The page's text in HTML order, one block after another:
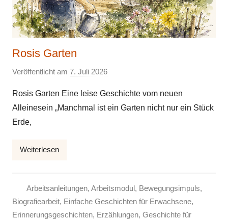
Rosis Garten
Veröffentlicht am 7. Juli 2026
n
E
Rosis Garten Eine leise Geschichte vom neuen
Alleinesein „Manchmal ist ein Garten nicht nur ein Stück
Erde,
Weiterlesen
Arbeitsanleitungen, Arbeitsmodul, Bewegungsimpuls,
Biografiearbeit, Einfache Geschichten für Erwachsene,
Erinnerungsgeschichten, Erzählungen, Geschichte für